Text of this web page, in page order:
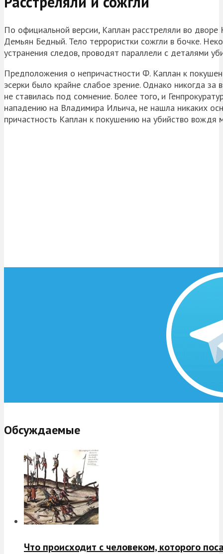
По официальной версии, Каплан расстреляли во
Демьян Бедный. Тело террористки сожгли в бочке.
устранения следов, проводят параллели с деталями
Предположения о непричастности Ф. Каплан к
эсерки было крайне слабое зрение. Однако никогда
не ставилась под сомнение. Более того, и
нападению на Владимира Ильича, не нашла никаких
причастность Каплан к покушению на убийство вождя
Обсуждаемые
Что происходит с человеком, которого